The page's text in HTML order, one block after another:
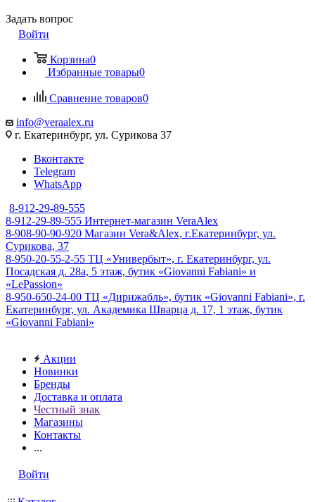
Задать вопрос
Войти
Корзина0
Избранные товары0
Сравнение товаров0
info@veraalex.ru
г. Екатеринбург, ул. Сурикова 37
Вконтакте
Telegram
WhatsApp
8-912-29-89-555
8-912-29-89-555 Интернет-магазин VeraAlex
8-908-90-90-920 Магазин Vera&Alex, г.Екатеринбург, ул.
Сурикова, 37
8-950-20-55-2-55 ТЦ «Универбыт», г. Екатеринбург, ул.
Посадская д. 28а, 5 этаж, бутик «Giovanni Fabiani» и
«LePassion»
8-950-650-24-00 ТЦ «Дирижабль», бутик «Giovanni Fabiani», г.
Екатеринбург, ул. Академика Шварца д. 17, 1 этаж, бутик
«Giovanni Fabiani»
Акции
Новинки
Бренды
Доставка и оплата
Честный знак
Магазины
Контакты
...
Войти